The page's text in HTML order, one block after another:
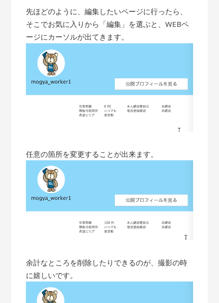
先ほどのように、編集したいページに行ったら、
そこでお気に入りから「編集」を選ぶと、WEBペ
ージにカーソルが出てきます。
任意の箇所を変更することが出来ます。
余計なところを削除したりできるのが、撮影の時
に嬉しいです。